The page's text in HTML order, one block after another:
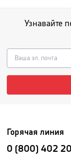
Узнавайте
Горячая линия
0 (800) 402